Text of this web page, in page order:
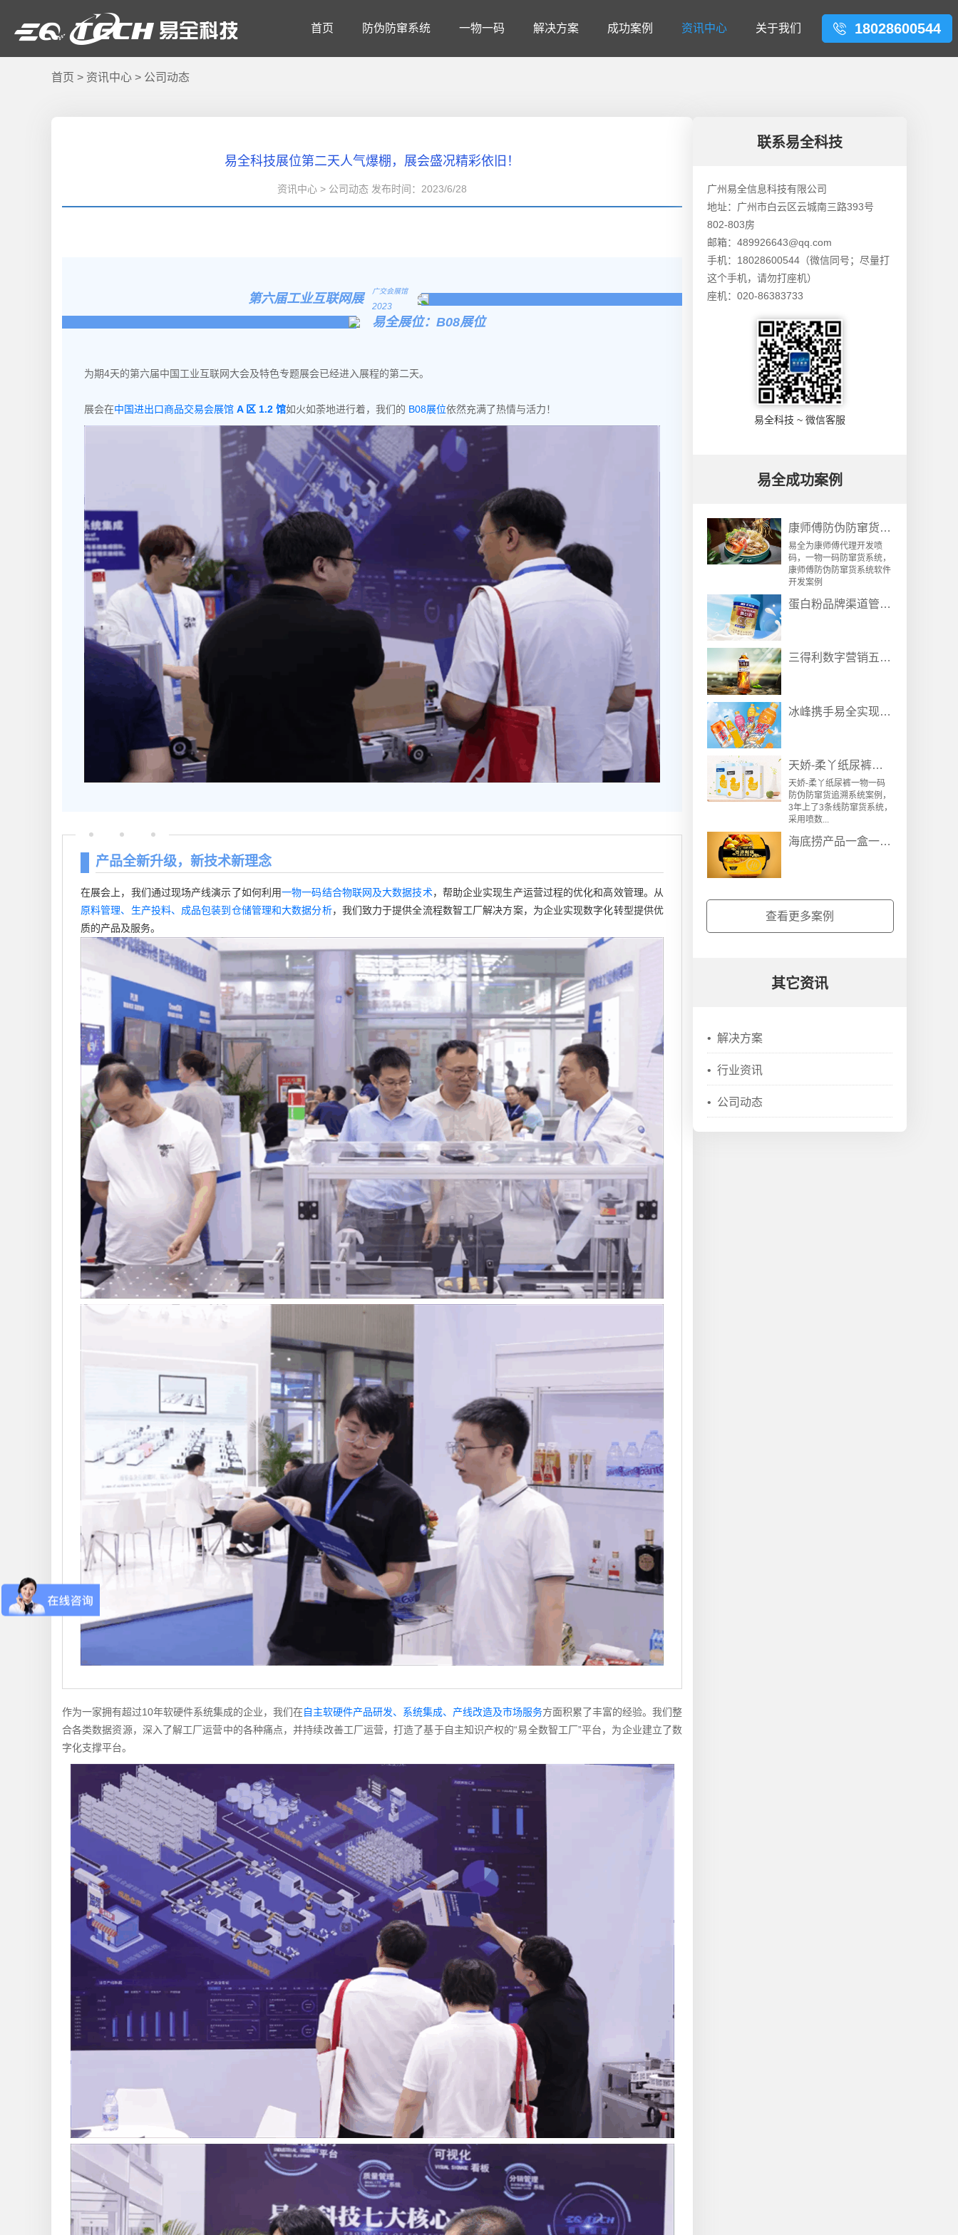
首页 防伪防窜系统 一物一码 解决方案 成功案例 资讯中心 关于我们 18028600544
首页 > 资讯中心 > 公司动态
易全科技展位第二天人气爆棚，展会盛况精彩依旧！
资讯中心 > 公司动态 发布时间：2023/6/28
第六届工业互联网展
广交会展馆
2023
易全展位：B08展位
为期4天的第六届中国工业互联网大会及特色专题展会已经进入展程的第二天。
展会在中国进出口商品交易会展馆 A 区 1.2 馆如火如荼地进行着，我们的 B08展位依然充满了热情与活力！
产品全新升级，新技术新理念
在展会上，我们通过现场产线演示了如何利用一物一码结合物联网及大数据技术，帮助企业实现生产运营过程的优化和高效管理。从
原料管理、生产投料、成品包装到仓储管理和大数据分析，我们致力于提供全流程数智工厂解决方案，为企业实现数字化转型提供优
质的产品及服务。
作为一家拥有超过10年软硬件系统集成的企业，我们在自主软硬件产品研发、系统集成、产线改造及市场服务方面积累了丰富的经验。我们整
合各类数据资源，深入了解工厂运营中的各种痛点，并持续改善工厂运营，打造了基于自主知识产权的“易全数智工厂”平台，为企业建立了数
字化支撑平台。
联系易全科技
广州易全信息科技有限公司
地址：广州市白云区云城南三路393号
802-803房
邮箱：489926643@qq.com
手机：18028600544（微信同号；尽量打
这个手机，请勿打座机）
座机：020-86383733
易全科技 ~ 微信客服
易全成功案例
康师傅防伪防窜货系统软件开发案例
易全为康师傅代理开发喷
码，一物一码防窜货系统，
康师傅防伪防窜货系统软件
开发案例
蛋白粉品牌渠道管控：一物一码防伪防窜货溯源系统解决方案
三得利数字营销五码关联高速线系统解决方案
冰峰携手易全实现：饮料瓶装线五码关联防伪防窜货营销系统
天娇-柔丫纸尿裤一物一码防伪防窜货追溯系统案例
天娇-柔丫纸尿裤一物一码
防伪防窜货追溯系统案例，
3年上了3条线防窜货系统，
采用喷数...
海底捞产品一盒一码防窜货全自动产线追溯方案
查看更多案例
其它资讯
• 解决方案
• 行业资讯
• 公司动态